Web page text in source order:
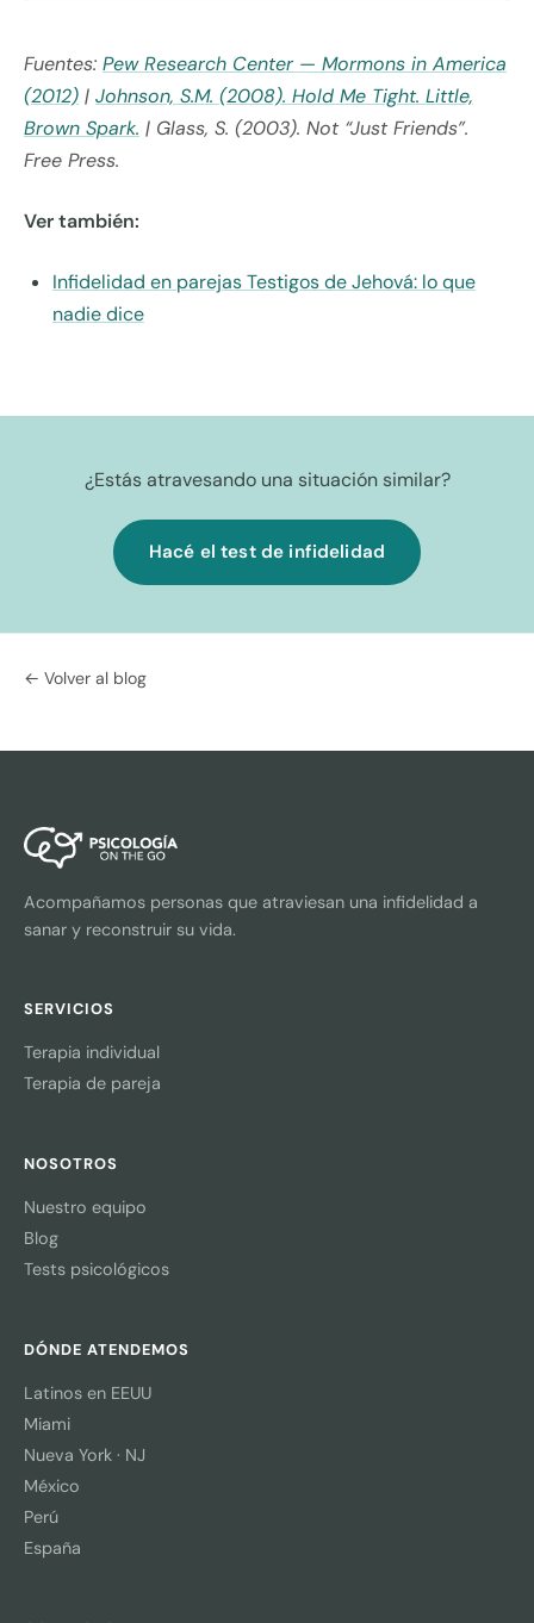
Fuentes: Pew Research Center — Mormons in America
(2012) | Johnson, S.M. (2008). Hold Me Tight. Little,
Brown Spark. | Glass, S. (2003). Not “Just Friends”.
Free Press.
Ver también:
Infidelidad en parejas Testigos de Jehová: lo que
nadie dice
¿Estás atravesando una situación similar?
Hacé el test de infidelidad
← Volver al blog
Acompañamos personas que atraviesan una infidelidad a
sanar y reconstruir su vida.
SERVICIOS
Terapia individual
Terapia de pareja
NOSOTROS
Nuestro equipo
Blog
Tests psicológicos
DÓNDE ATENDEMOS
Latinos en EEUU
Miami
Nueva York · NJ
México
Perú
España